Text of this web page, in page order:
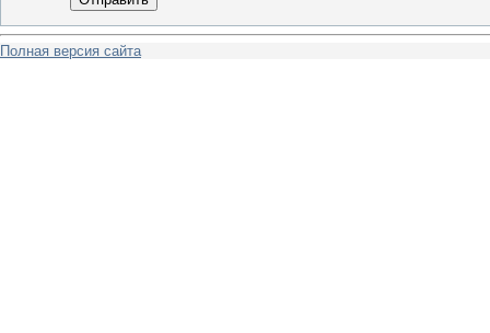
Полная версия сайта